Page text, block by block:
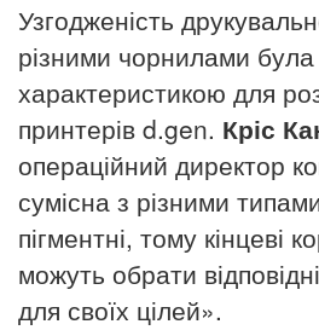
Узгодженість
різними чорнилами
характеристикою для
принтерів d.gen. Кріс
операційний директор
сумісна з різними
пігментні, тому кінцеві
можуть обрати
для своїх цілей».